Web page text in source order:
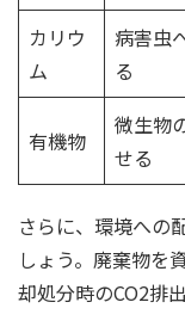
カリウ
ム
病害虫
る
有機物
微生物
せる
さらに、環境への
しょう。廃棄物を
却処分時のCO2排